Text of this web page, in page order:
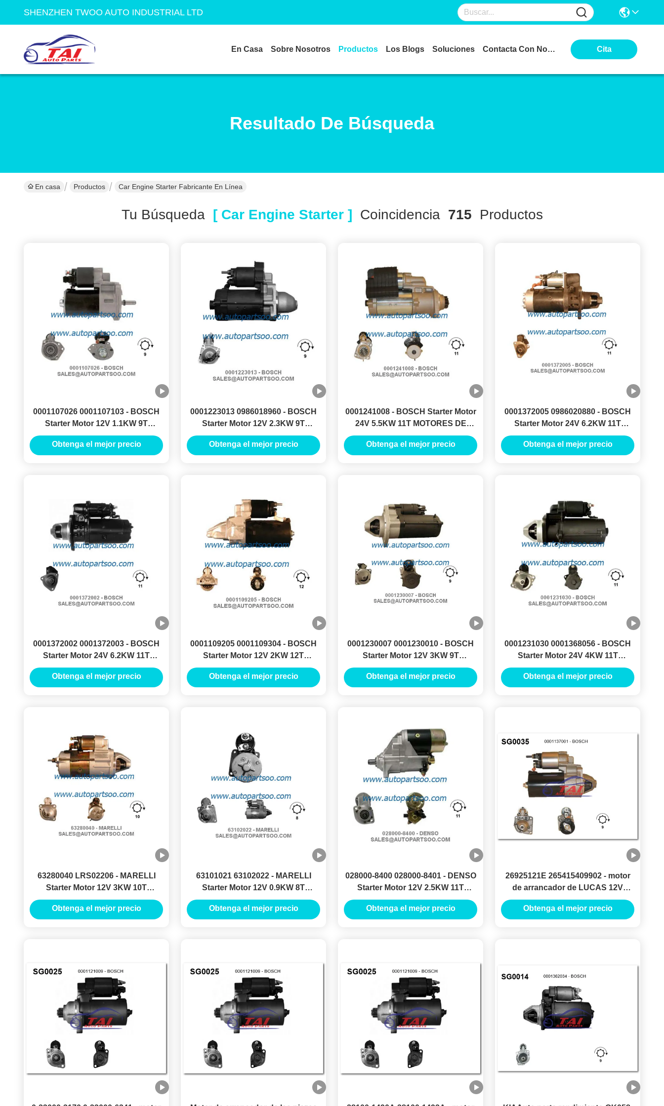
SHENZHEN TWOO AUTO INDUSTRIAL LTD
En Casa Sobre Nosotros Productos Los Blogs Soluciones Contacta Con Nosotros Cita
Resultado De Búsqueda
En casa Productos Car Engine Starter Fabricante En Línea
Tu Búsqueda[ Car Engine Starter ] Coincidencia 715 Productos
0001107026 0001107103 - BOSCH
Starter Motor 12V 1.1KW 9T
MOTORES DE ARRANQUE
Obtenga el mejor precio
0001223013 0986018960 - BOSCH
Starter Motor 12V 2.3KW 9T
MOTORES DE ARRANQUE
Obtenga el mejor precio
0001241008 - BOSCH Starter Motor
24V 5.5KW 11T MOTORES DE
ARRANQUE
Obtenga el mejor precio
0001372005 0986020880 - BOSCH
Starter Motor 24V 6.2KW 11T
MOTORES DE ARRANQUE
Obtenga el mejor precio
0001372002 0001372003 - BOSCH
Starter Motor 24V 6.2KW 11T
MOTORES DE ARRANQUE
Obtenga el mejor precio
0001109205 0001109304 - BOSCH
Starter Motor 12V 2KW 12T
MOTORES DE ARRANQUE
Obtenga el mejor precio
0001230007 0001230010 - BOSCH
Starter Motor 12V 3KW 9T
MOTORES DE ARRANQUE
Obtenga el mejor precio
0001231030 0001368056 - BOSCH
Starter Motor 24V 4KW 11T
MOTORES DE ARRANQUE
Obtenga el mejor precio
63280040 LRS02206 - MARELLI
Starter Motor 12V 3KW 10T
MOTORES DE ARRANQUE
Obtenga el mejor precio
63101021 63102022 - MARELLI
Starter Motor 12V 0.9KW 8T
MOTORES DE ARRANQUE
Obtenga el mejor precio
028000-8400 028000-8401 - DENSO
Starter Motor 12V 2.5KW 11T
MOTORES DE ARRANQUE
Obtenga el mejor precio
26925121E 265415409902 - motor
de arrancador de LUCAS 12V
1.7KW 8T MOTORES DE
ARRANQUE
Obtenga el mejor precio